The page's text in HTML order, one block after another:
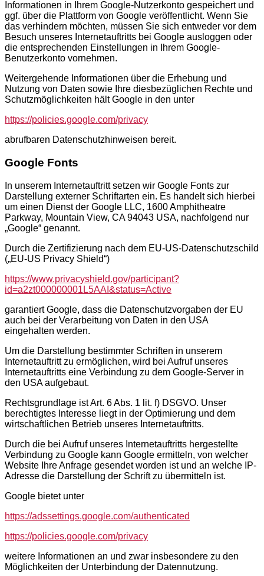
Informationen in Ihrem Google-Nutzerkonto gespeichert und
ggf. über die Plattform von Google veröffentlicht. Wenn Sie
das verhindern möchten, müssen Sie sich entweder vor dem
Besuch unseres Internetauftritts bei Google ausloggen oder
die entsprechenden Einstellungen in Ihrem Google-
Benutzerkonto vornehmen.
Weitergehende Informationen über die Erhebung und
Nutzung von Daten sowie Ihre diesbezüglichen Rechte und
Schutzmöglichkeiten hält Google in den unter
https://policies.google.com/privacy
abrufbaren Datenschutzhinweisen bereit.
Google Fonts
In unserem Internetauftritt setzen wir Google Fonts zur
Darstellung externer Schriftarten ein. Es handelt sich hierbei
um einen Dienst der Google LLC, 1600 Amphitheatre
Parkway, Mountain View, CA 94043 USA, nachfolgend nur
„Google“ genannt.
Durch die Zertifizierung nach dem EU-US-Datenschutzschild
(„EU-US Privacy Shield“)
https://www.privacyshield.gov/participant?
id=a2zt000000001L5AAI&status=Active
garantiert Google, dass die Datenschutzvorgaben der EU
auch bei der Verarbeitung von Daten in den USA
eingehalten werden.
Um die Darstellung bestimmter Schriften in unserem
Internetauftritt zu ermöglichen, wird bei Aufruf unseres
Internetauftritts eine Verbindung zu dem Google-Server in
den USA aufgebaut.
Rechtsgrundlage ist Art. 6 Abs. 1 lit. f) DSGVO. Unser
berechtigtes Interesse liegt in der Optimierung und dem
wirtschaftlichen Betrieb unseres Internetauftritts.
Durch die bei Aufruf unseres Internetauftritts hergestellte
Verbindung zu Google kann Google ermitteln, von welcher
Website Ihre Anfrage gesendet worden ist und an welche IP-
Adresse die Darstellung der Schrift zu übermitteln ist.
Google bietet unter
https://adssettings.google.com/authenticated
https://policies.google.com/privacy
weitere Informationen an und zwar insbesondere zu den
Möglichkeiten der Unterbindung der Datennutzung.